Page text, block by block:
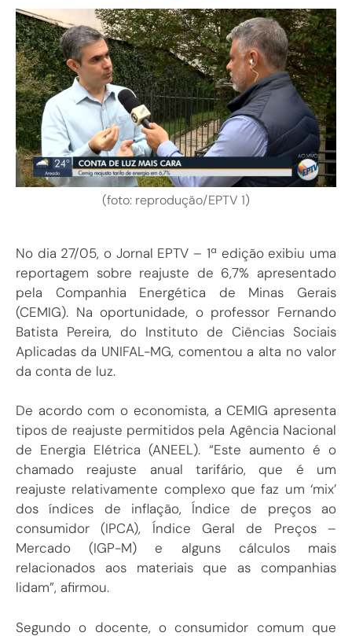
(foto: reprodução/EPTV 1)
No dia 27/05, o Jornal EPTV – 1ª edição exibiu uma
reportagem sobre reajuste de 6,7% apresentado
pela Companhia Energética de Minas Gerais
(CEMIG). Na oportunidade, o professor Fernando
Batista Pereira, do Instituto de Ciências Sociais
Aplicadas da UNIFAL-MG, comentou a alta no valor
da conta de luz.
De acordo com o economista, a CEMIG apresenta
tipos de reajuste permitidos pela Agência Nacional
de Energia Elétrica (ANEEL). “Este aumento é o
chamado reajuste anual tarifário, que é um
reajuste relativamente complexo que faz um ‘mix’
dos índices de inflação, Índice de preços ao
consumidor (IPCA), Índice Geral de Preços –
Mercado (IGP-M) e alguns cálculos mais
relacionados aos materiais que as companhias
lidam”, afirmou.
Segundo o docente, o consumidor comum que